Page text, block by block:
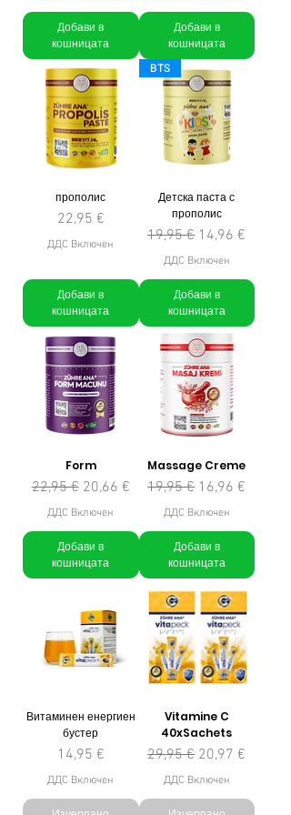
Добави в
кошницата
Добави в
кошницата
прополис
Цена
22,95 €
ДДС Включен
Добави в
кошницата
BTS
Детска паста с
прополис
Редовна цена
19,95 € Продажна цена
14,96 €
ДДС Включен
Добави в
кошницата
Form
Редовна цена
22,95 € Продажна цена
20,66 €
ДДС Включен
Добави в
кошницата
Massage Creme
Редовна цена
19,95 € Продажна цена
16,96 €
ДДС Включен
Добави в
кошницата
Витаминен енергиен
бустер
Цена
14,95 €
ДДС Включен
Vitamine C
40xSachets
Редовна цена
29,95 € Продажна цена
20,97 €
ДДС Включен